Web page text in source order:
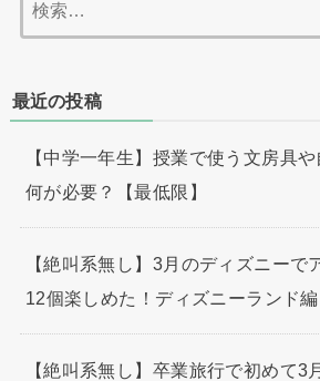
索:
最近の投稿
【中学一年生】授業で使う文房具
何が必要？【最低限】
【絶叫系無し】3月のディズニーで
12個楽しめた！ディズニーランド編
【絶叫系無し】卒業旅行で初めて3